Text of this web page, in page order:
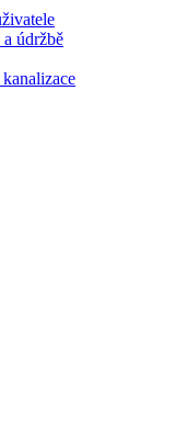
údržbě